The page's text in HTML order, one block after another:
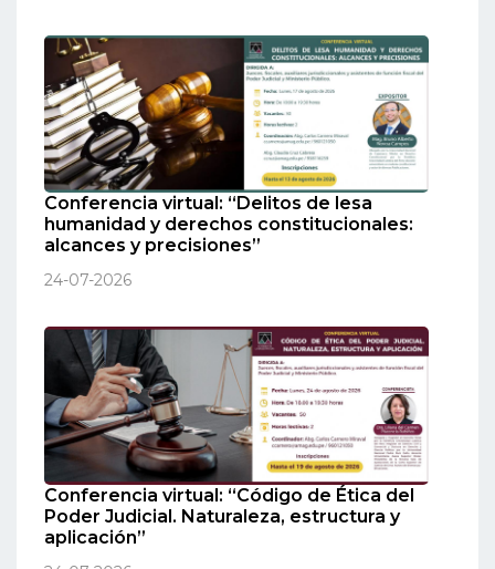
Conferencia virtual: “Delitos de lesa
humanidad y derechos constitucionales:
alcances y precisiones”
24-07-2026
Conferencia virtual: “Código de Ética del
Poder Judicial. Naturaleza, estructura y
aplicación”